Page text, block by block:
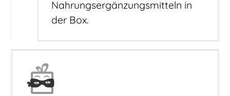
Nahrungsergänzungsmitteln in
der Box.